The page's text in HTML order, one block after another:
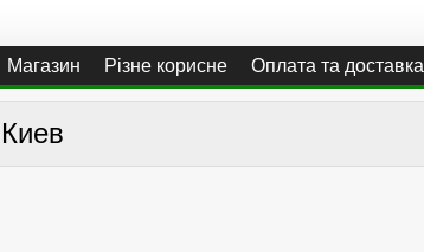
Магазин Різне корисне Оплата та доставка